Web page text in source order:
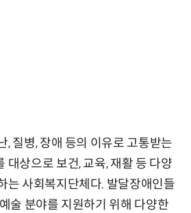
, 질병, 장애 등의 이유로 고통받는
대상으로 보건, 교육, 재활 등 다양
는 사회복지단체다. 발달장애인들
술 분야를 지원하기 위해 다양한